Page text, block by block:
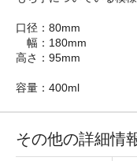
口径：80mm
幅：180mm
高さ：95mm
容量：400ml
その他の詳細情